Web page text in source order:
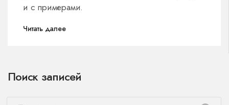
и с примерами.
Читать далее
Поиск записей